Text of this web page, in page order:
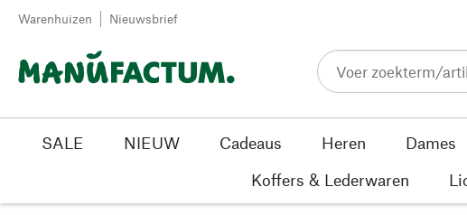
Passer au contenu
Warenhuizen Nieuwsbrief
SALE NIEUW Cadeaus Heren Dames
Koffers & Lederwaren